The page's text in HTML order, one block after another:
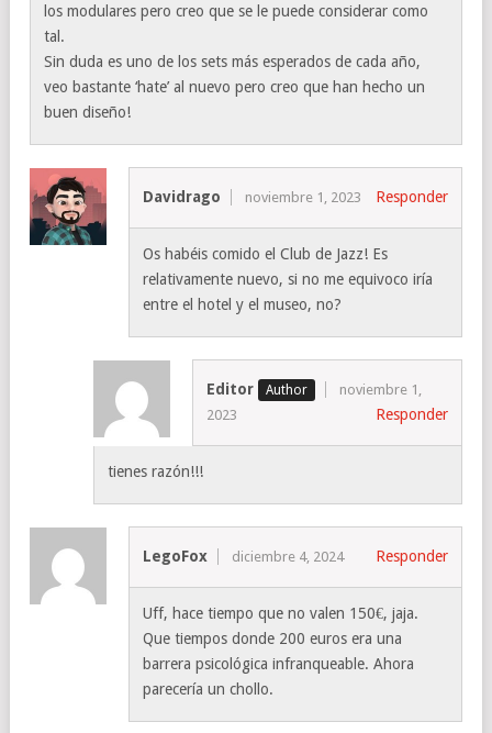
los modulares pero creo que se le puede considerar como
tal.
Sin duda es uno de los sets más esperados de cada año,
veo bastante ‘hate’ al nuevo pero creo que han hecho un
buen diseño!
Davidrago noviembre 1, 2023 Responder
Os habéis comido el Club de Jazz! Es
relativamente nuevo, si no me equivoco iría
entre el hotel y el museo, no?
Editor
noviembre 1,
2023
Responder
tienes razón!!!
LegoFox diciembre 4, 2024 Responder
Uff, hace tiempo que no valen 150€, jaja.
Que tiempos donde 200 euros era una
barrera psicológica infranqueable. Ahora
parecería un chollo.